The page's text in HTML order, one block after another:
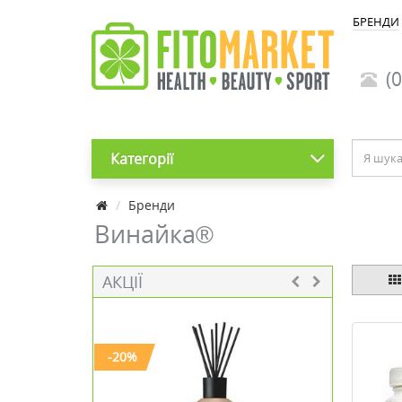
БРЕНДИ
Категорії
Бренди
Винайка®
АКЦІЇ
-20%